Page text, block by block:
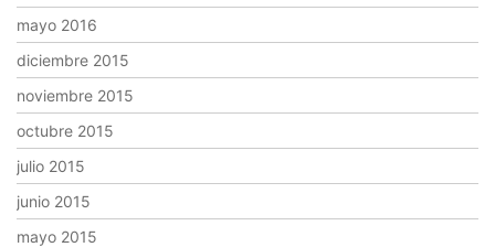
mayo 2016
diciembre 2015
noviembre 2015
octubre 2015
julio 2015
junio 2015
mayo 2015